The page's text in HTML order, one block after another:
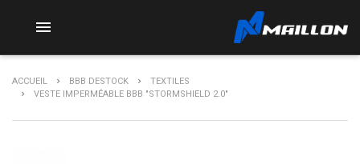

ACCUEIL BBB DESTOCK
TEXTILES
VESTE IMPERMÉABLE BBB "STORMSHIELD 2.0"